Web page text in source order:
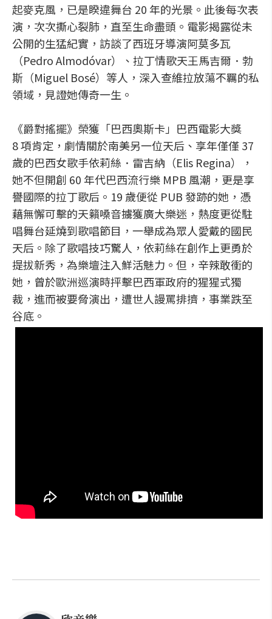
起麥克風，已是睽違舞台 20 年的光景。此後每次表
演，次次撕心裂肺，直至生命盡頭。電影揭露從未
公開的生猛紀實，訪談了西班牙導演阿莫多瓦
（Pedro Almodóvar）、拉丁情歌天王馬吉爾．勃
斯（Miguel Bosé）等人，深入查維拉放蕩不羈的私
領域，見證她傳奇一生。
《爵對搖擺》榮獲「巴西奧斯卡」巴西電影大獎
8 項肯定，劇情關於南美另一位天后、享年僅僅 37
歲的巴西女歌手依莉絲．雷吉納（Elis Regina），
她不但開創 60 年代巴西流行樂 MPB 風潮，更是享
譽國際的拉丁歌后。19 歲便從 PUB 發跡的她，憑
藉無懈可擊的天籟嗓音擄獲廣大樂迷，熱度更從駐
唱舞台延燒到歌唱節目，一舉成為眾人愛戴的國民
天后。除了歌唱技巧驚人，依莉絲在創作上更勇於
提拔新秀，為樂壇注入鮮活魅力。但，辛辣敢衝的
她，曾於歐洲巡演時抨擊巴西軍政府的猩猩式獨
裁，進而被要脅演出，遭世人謾罵排擠，事業跌至
谷底。